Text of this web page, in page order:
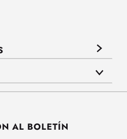
AL BOLETÍN